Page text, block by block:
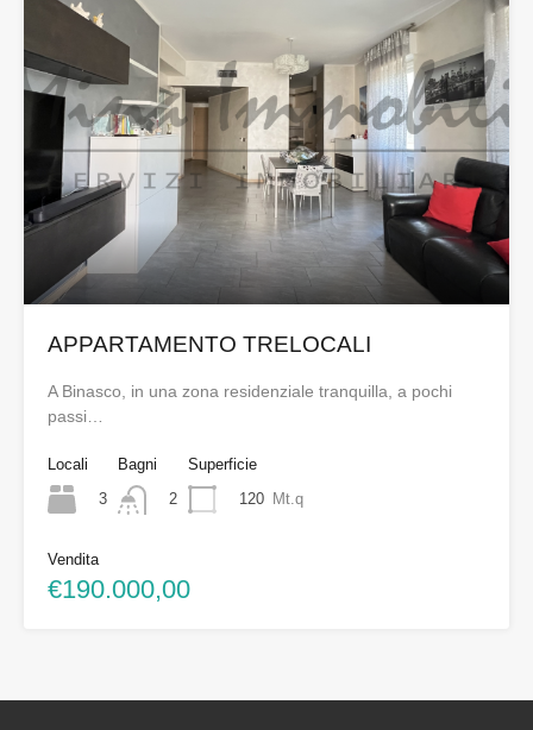
APPARTAMENTO TRELOCALI
A Binasco, in una zona residenziale tranquilla, a pochi
passi…
Locali
3
Bagni
2
Superficie
120 Mt.q
Vendita
€190.000,00